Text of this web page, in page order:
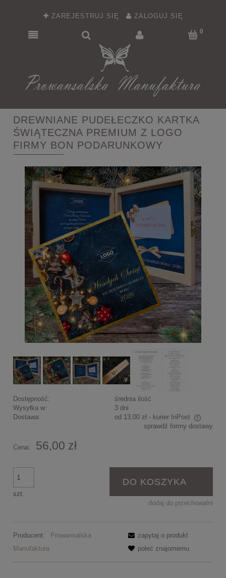
ZAREJESTRUJ SIĘ ZALOGUJ SIĘ
DREWNIANE PUDEŁECZKO KARTKA
ŚWIĄTECZNA PREMIUM Z LOGO
FIRMY BON PODARUNKOWY
Dostępność:
średnia ilość
Wysyłka w:
3 dni
Dostawa:
od 13,00 zł - kurier InPost
Cena nie zawiera ewentualnych kosztów płatnościsprawdź formy dostawy
Cena: 56,00 zł
szt.
DO KOSZYKA
dodaj do przechowalni
Producent:
Prowansalska
Manufaktura
zapytaj o produkt
poleć znajomemu